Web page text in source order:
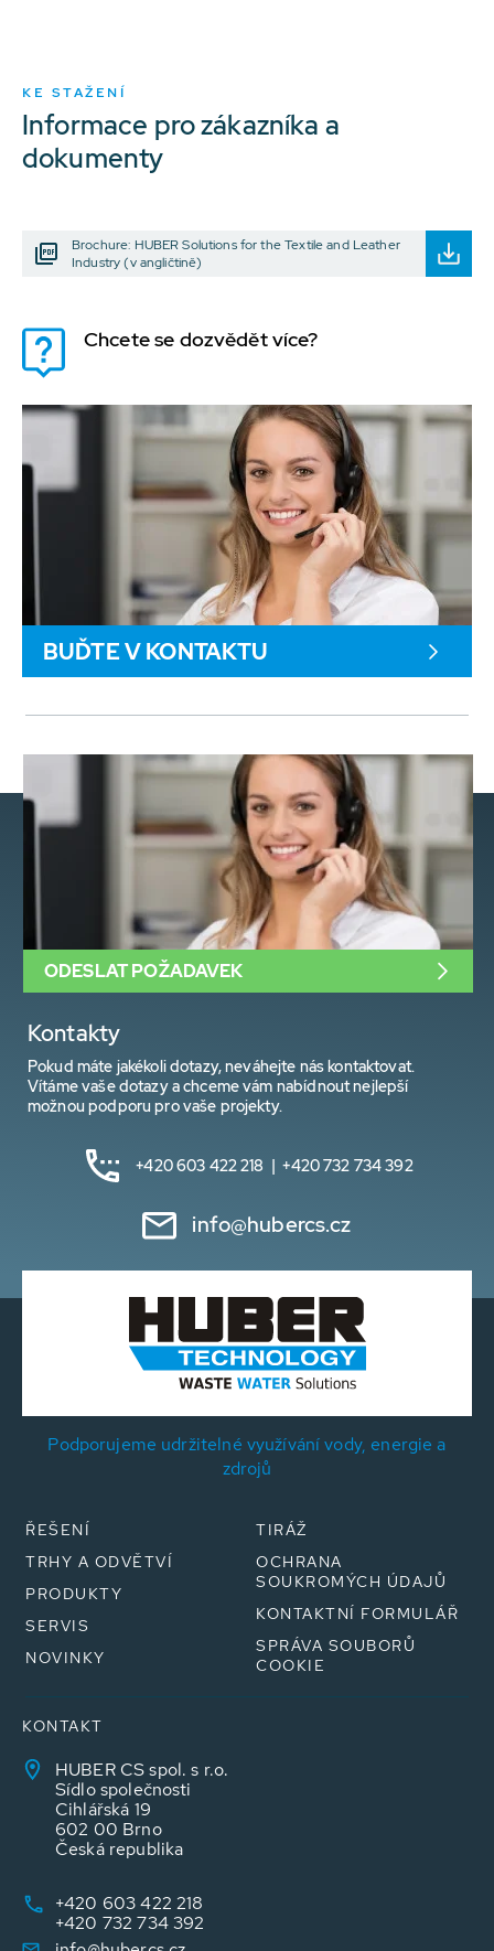
KE STAŽENÍ
Informace pro zákazníka a
dokumenty
Brochure: HUBER Solutions for the Textile and Leather
Industry (v angličtině)
Chcete se dozvědět více?
BUĎTE V KONTAKTU
Kontakty
Pokud máte jakékoli dotazy, neváhejte nás kontaktovat.
Vítáme vaše dotazy a chceme vám nabídnout nejlepší
možnou podporu pro vaše projekty.
+420 603 422 218 | +420 732 734 392
info@hubercs.cz
ODESLAT POŽADAVEK
Podporujeme udržitelné využívání vody, energie a
zdrojů
ŘEŠENÍ
TRHY A ODVĚTVÍ
PRODUKTY
SERVIS
NOVINKY
TIRÁŽ
OCHRANA
SOUKROMÝCH ÚDAJŮ
KONTAKTNÍ FORMULÁŘ
SPRÁVA SOUBORŮ
COOKIE
KONTAKT
HUBER CS spol. s r.o.
Sídlo společnosti
Cihlářská 19
602 00 Brno
Česká republika
+420 603 422 218
+420 732 734 392